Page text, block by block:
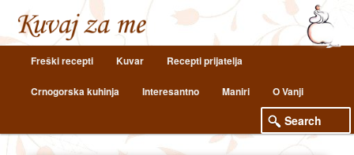
Skip
to
primary
Skip
to
secondary
Freški recepti Kuvar Recepti prijatelja
Crnogorska kuhinja Interesantno Maniri O Vanji